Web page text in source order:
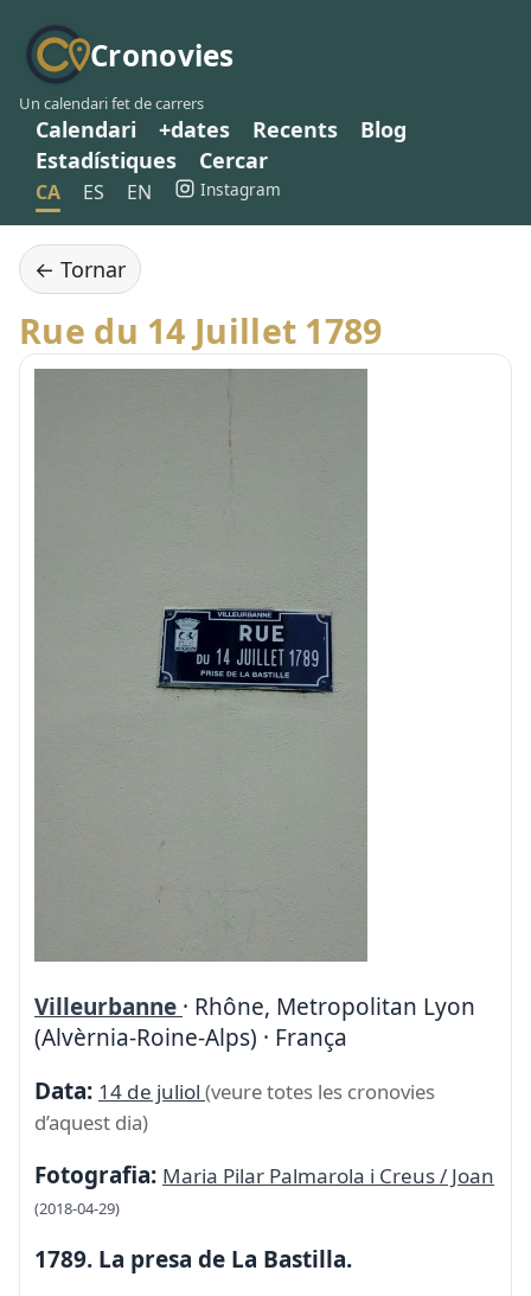
Cronovies
Un calendari fet de carrers
Calendari +dates Recents
Blog
Estadístiques
Cercar
CA ES EN Instagram
← Tornar
Rue du 14 Juillet 1789
Villeurbanne · Rhône, Metropolitan Lyon
(Alvèrnia-Roine-Alps) · França
Data: 14 de juliol (veure totes les cronovies
d’aquest dia)
Fotografia: Maria Pilar Palmarola i Creus / Joan
(2018-04-29)
1789. La presa de La Bastilla.